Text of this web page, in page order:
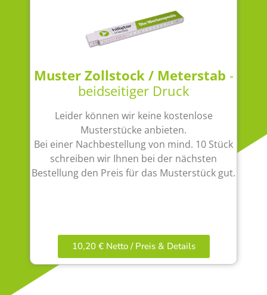
Muster Zollstock / Meterstab -
beidseitiger Druck
Leider können wir keine kostenlose
Musterstücke anbieten.
Bei einer Nachbestellung von mind. 10 Stück
schreiben wir Ihnen bei der nächsten
Bestellung den Preis für das Musterstück gut.
10,20 € Netto / Preis & Details